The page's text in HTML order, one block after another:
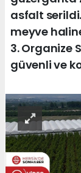
asfalt
meyve
3. Organize
güvenli ve